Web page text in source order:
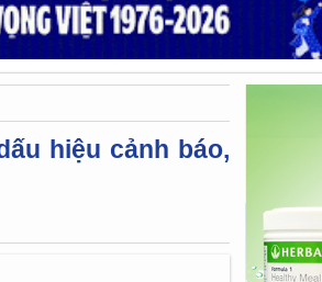
hiệu cảnh báo,